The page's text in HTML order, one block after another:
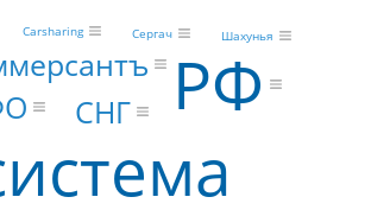
РФ
СНГ
Шахунья
Сергач
Carsharing